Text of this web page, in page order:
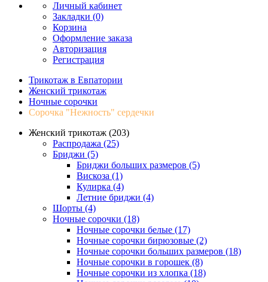
Личный кабинет
Закладки (0)
Корзина
Оформление заказа
Авторизация
Регистрация
Трикотаж в Евпатории
Женский трикотаж
Ночные сорочки
Сорочка "Нежность" сердечки
Женский трикотаж (203)
Распродажа (25)
Бриджи (5)
Бриджи больших размеров (5)
Вискоза (1)
Кулирка (4)
Летние бриджи (4)
Шорты (4)
Ночные сорочки (18)
Ночные сорочки белые (17)
Ночные сорочки бирюзовые (2)
Ночные сорочки больших размеров (18)
Ночные сорочки в горошек (8)
Ночные сорочки из хлопка (18)